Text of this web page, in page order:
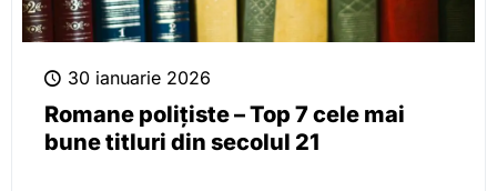
30 ianuarie 2026
Romane polițiste – Top 7 cele mai
bune titluri din secolul 21